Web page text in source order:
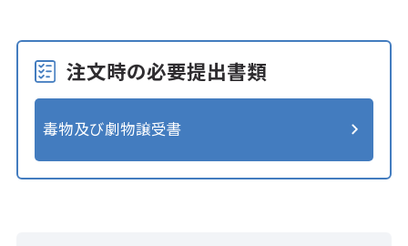
注文時の必要提出書類
毒物及び劇物譲受書